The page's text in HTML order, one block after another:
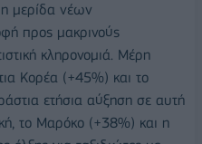
μερίδα νέων
προς μακρινούς
κληρονομιά. Μέρη
Κορέα (+45%) και το
ετήσια αύξηση σε αυτή
το Μαρόκο (+38%) και η